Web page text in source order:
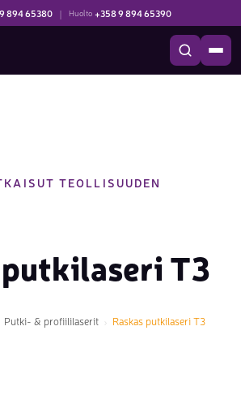
894 65380 | Huolto +358 9 894 65390
TEOLLISUUDEN
putkilaseri T3
Putki- & profiililaserit Raskas putkilaseri T3